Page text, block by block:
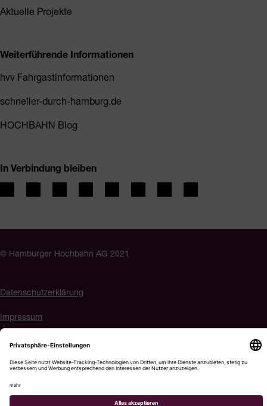
Aktuelle Projekte
Weiterführende Informationen
hvv Fahrgastinformationen
schneller-durch-hamburg.de
HOCHBAHN Blog
In Verbindung bleiben
© Hamburger Hochbahn AG 2021
Datenschutzerklärung
Impressum
Barrierefreiheit
Cookie-Einstellungen